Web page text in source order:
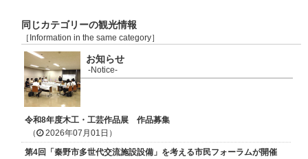
同じカテゴリーの観光情報
［Information in the same category］
お知らせ
-Notice-
令和8年度木工・工芸作品展 作品募集
（
2026年07月01日）
第4回「秦野市多世代交流施設設備」を考える市民フォーラムが開催